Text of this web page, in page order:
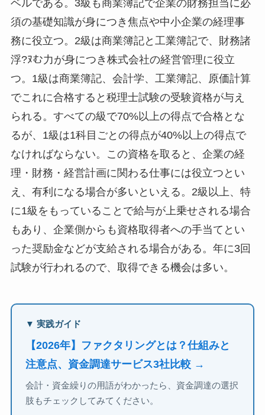
ベルである。3級も商業簿記で企業の財務担当に必
須の基礎知識が身につき焦点や中小企業の経理事
務に役立つ。2級は商業簿記と工業簿記で、財務諸
浮?ﾇむ力が身につき株式会社の経営管理に役立
つ。1級は商業簿記、会計学、工業簿記、原価計算
でこれに合格すると税理士試験の受験資格が与え
られる。すべての級で70%以上の得点で合格とな
るが、1級は1科目ごとの得点が40%以上の得点で
なければならない。この資格を取ると、企業の経
理・財務・経営計画に関わる仕事には役立つとい
え、有利になる場合が多いといえる。2級以上、特
に1級をもっていることで給与が上乗せされる場合
もあり、企業側からも資格取得者への手当てとい
った奨励金などが支給される場合がある。年に3回
試験が行われるので、取得できる機会は多い。
▼ 実践ガイド
【2026年】ファクタリングとは？仕組みと
注意点、資金調達サービス3社比較 →
会計・資金繰りの用語がわかったら、資金調達の選択
肢もチェックしてみてください。